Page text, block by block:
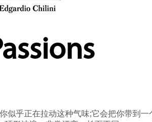
似乎正在拉动这种气味;它会把你带到一